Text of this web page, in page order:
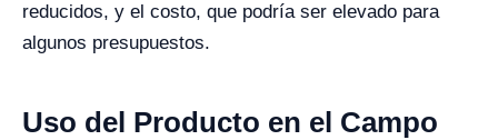
reducidos, y el costo, que podría ser elevado para
algunos presupuestos.
Uso del Producto en el Campo